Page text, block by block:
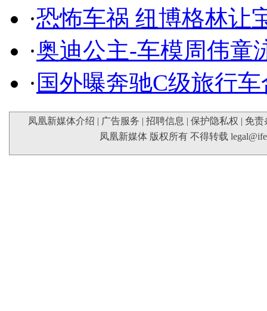
·恐怖车祸 纽博格林让
·奥迪公主-车模周伟童
· 国外曝奔驰C级旅行
凤凰新媒体介绍 | 广告服务 | 招聘信息 | 保护隐私权 | 免责
凤凰新媒体 版权所有 不得转载